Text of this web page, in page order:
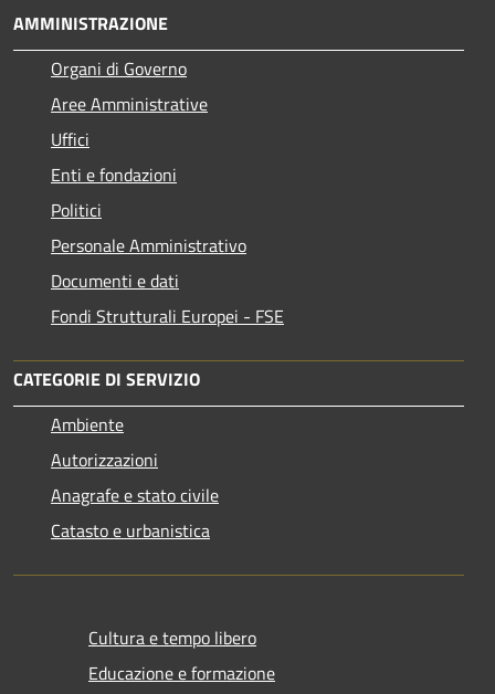
AMMINISTRAZIONE
Organi di Governo
Aree Amministrative
Uffici
Enti e fondazioni
Politici
Personale Amministrativo
Documenti e dati
Fondi Strutturali Europei - FSE
CATEGORIE DI SERVIZIO
Ambiente
Autorizzazioni
Anagrafe e stato civile
Catasto e urbanistica
Cultura e tempo libero
Educazione e formazione